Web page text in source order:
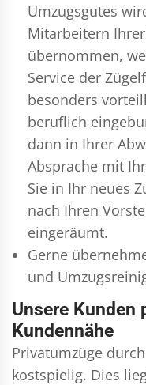
Umzugsgutes
Mitarbeitern
übernommen,
Service der
besonders
beruflich
dann in Ihrer
Absprache mit
Sie in Ihr neues
nach Ihren
eingeräumt.
Gerne
und
Unsere Kunden
Kundennähe
Privatumzüge
kostspielig. Dies